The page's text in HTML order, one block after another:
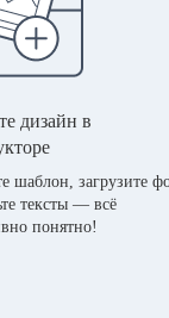
дизайн в
шаблон, загрузите
тексты — всё
понятно!